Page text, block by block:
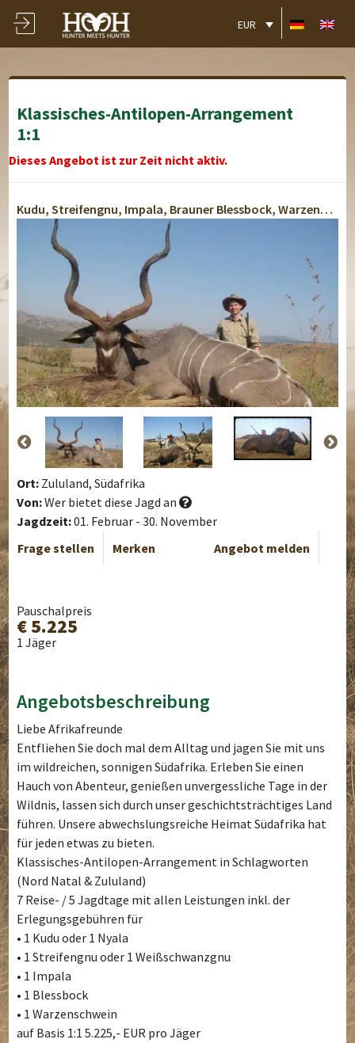
EUR
Klassisches-Antilopen-Arrangement
1:1
Dieses Angebot ist zur Zeit nicht aktiv.
Kudu, Streifengnu, Impala, Brauner Blessbock, Warzenschwein
Ort: Zululand, Südafrika
Von:Wer bietet diese Jagd an
Jagdzeit:01. Februar - 30. November
Frage stellen
Merken Angebot melden
Pauschalpreis
€ 5.225
1 Jäger
Angebotsbeschreibung
Liebe Afrikafreunde
Entfliehen Sie doch mal dem Alltag und jagen Sie mit uns
im wildreichen, sonnigen Südafrika. Erleben Sie einen
Hauch von Abenteur, genießen unvergessliche Tage in der
Wildnis, lassen sich durch unser geschichtsträchtiges Land
führen. Unsere abwechslungsreiche Heimat Südafrika hat
für jeden etwas zu bieten.
Klassisches-Antilopen-Arrangement in Schlagworten
(Nord Natal & Zululand)
7 Reise- / 5 Jagdtage mit allen Leistungen inkl. der
Erlegungsgebühren für
• 1 Kudu oder 1 Nyala
• 1 Streifengnu oder 1 Weißschwanzgnu
• 1 Impala
• 1 Blessbock
• 1 Warzenschwein
auf Basis 1:1 5.225,- EUR pro Jäger